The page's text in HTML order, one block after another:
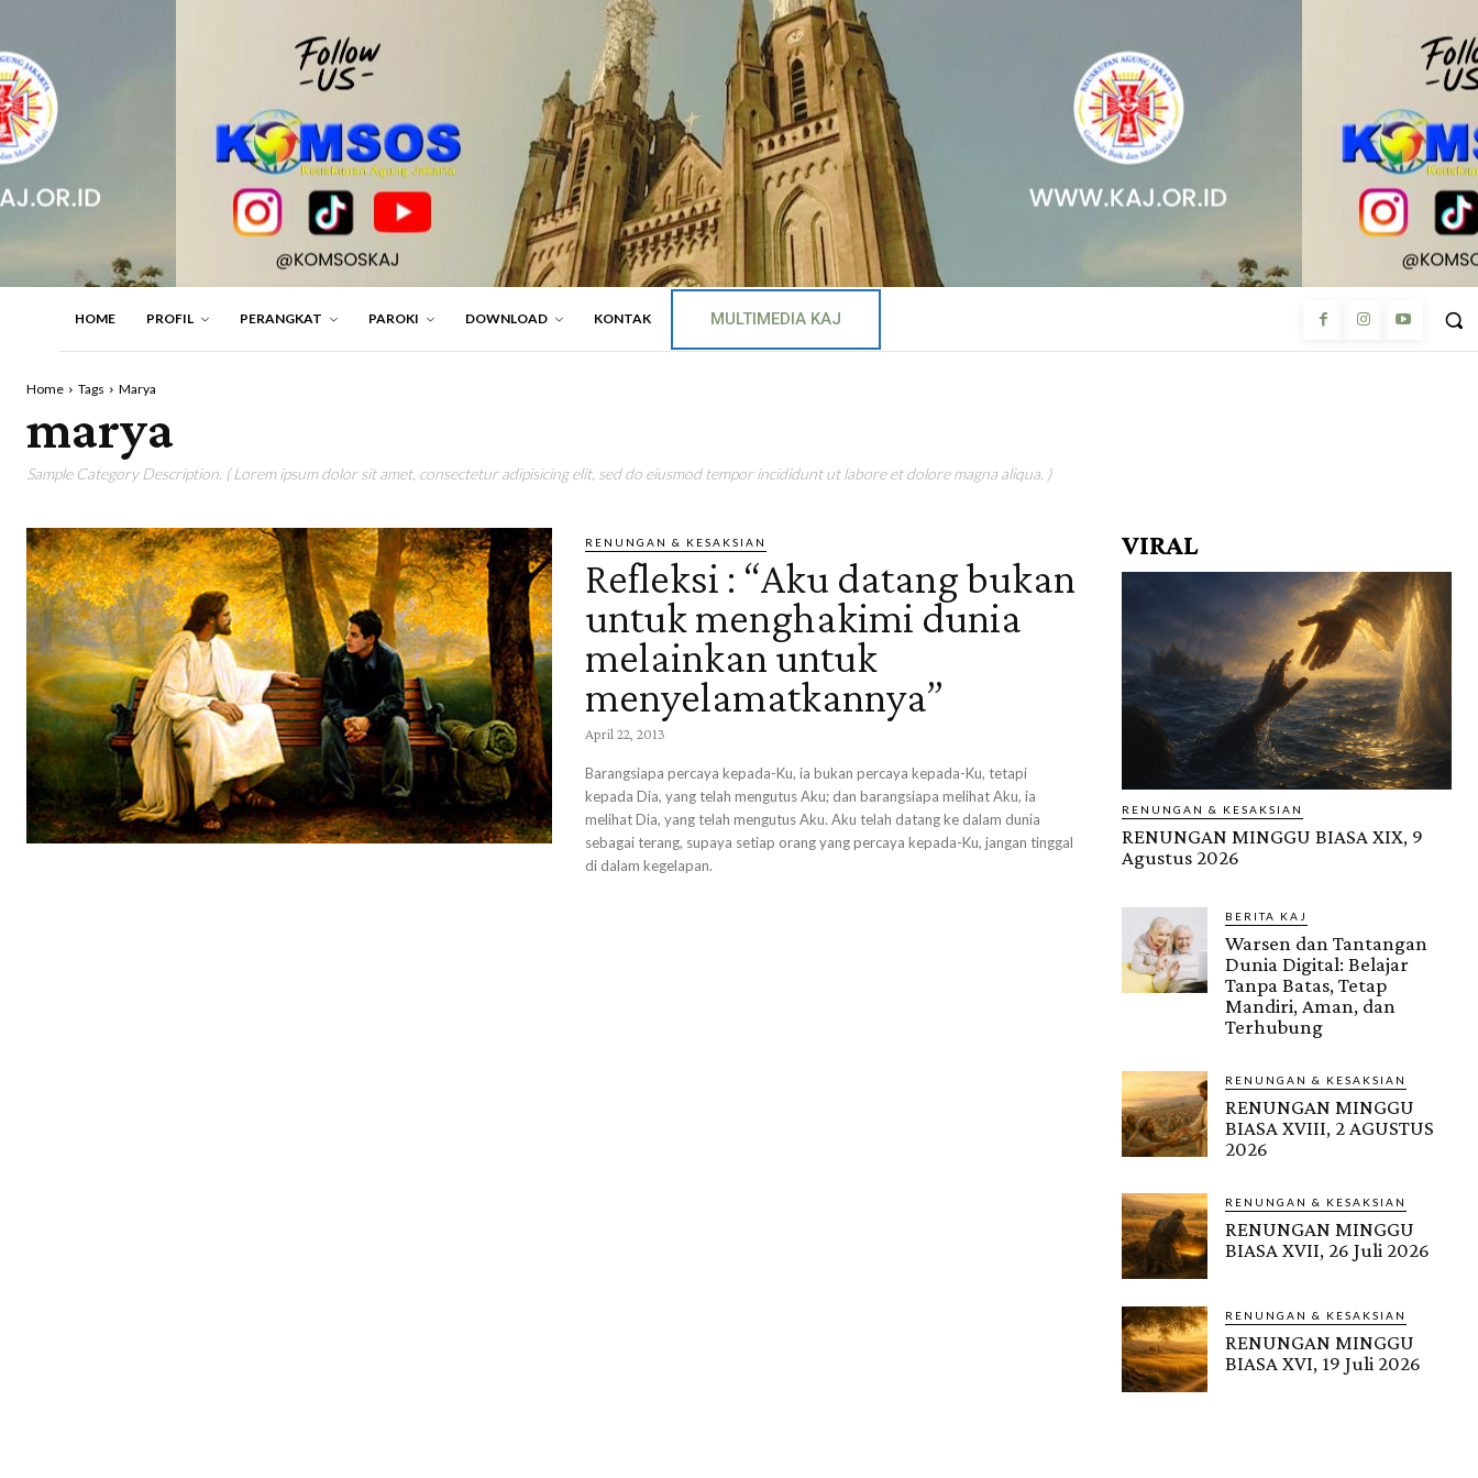
HOME PROFIL PERANGKAT PAROKI DOWNLOAD KONTAK MULTIMEDIA KAJ
Home Tags Marya
marya
Sample Category Description. ( Lorem ipsum dolor sit amet, consectetur adipisicing elit, sed do eiusmod tempor incididunt ut labore et dolore magna aliqua. )
RENUNGAN & KESAKSIAN
Refleksi : “Aku datang bukan
untuk menghakimi dunia
melainkan untuk
menyelamatkannya”
April 22, 2013
Barangsiapa percaya kepada-Ku, ia bukan percaya kepada-Ku, tetapi
kepada Dia, yang telah mengutus Aku; dan barangsiapa melihat Aku, ia
melihat Dia, yang telah mengutus Aku. Aku telah datang ke dalam dunia
sebagai terang, supaya setiap orang yang percaya kepada-Ku, jangan tinggal
di dalam kegelapan.
VIRAL
RENUNGAN & KESAKSIAN
RENUNGAN MINGGU BIASA XIX, 9
Agustus 2026
BERITA KAJ
Warsen dan Tantangan
Dunia Digital: Belajar
Tanpa Batas, Tetap
Mandiri, Aman, dan
Terhubung
RENUNGAN & KESAKSIAN
RENUNGAN MINGGU
BIASA XVIII, 2 AGUSTUS
2026
RENUNGAN & KESAKSIAN
RENUNGAN MINGGU
BIASA XVII, 26 Juli 2026
RENUNGAN & KESAKSIAN
RENUNGAN MINGGU
BIASA XVI, 19 Juli 2026